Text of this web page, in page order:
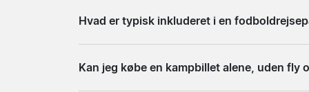
og evt. afrejseby, du er interesseret i, og vi
Hvad er typisk inkluderet i en
en stadionrundvisning som tilvalg. Hvad
Kan jeg købe en kampbillet alene, uden fly